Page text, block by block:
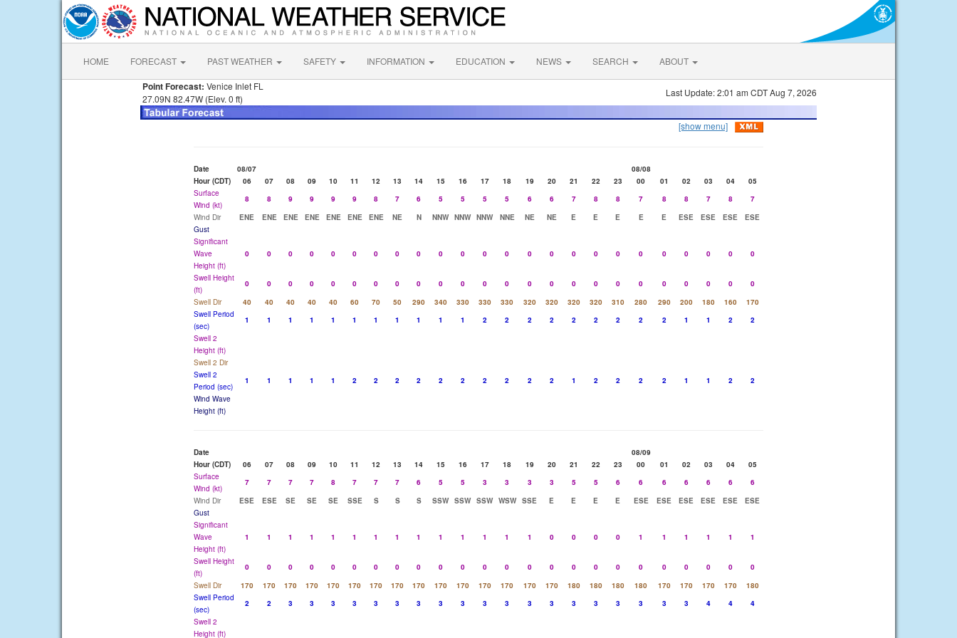
HOME FORECAST PAST WEATHER SAFETY INFORMATION EDUCATION NEWS SEARCH ABOUT
Point Forecast: Venice Inlet FL
27.09N 82.47W (Elev. 0 ft)
Last Update: 2:01 am CDT Aug 7, 2026
[show menu]
Date 08/07
08/08
Hour (CDT)
06 07 08 09 10 11 12 13 14 15 16 17 18 19 20 21 22 23 00 01 02 03 04
05
Surface
Wind (kt)
8 8 9 9 9 9 8 7 6 5 5 5 5 6 6 7 8 8 7 8 8 7 8
7
Wind Dir
ENE ENE ENE ENE ENE ENE ENE NE N NNW NNW NNW NNE NE NE E E E E E ESE ESE ESE
ESE
Gust
Significant
Wave
Height (ft)
0 0 0 0 0 0 0 0 0 0 0 0 0 0 0 0 0 0 0 0 0 0 0 0
Swell Height
(ft)
0 0 0 0 0 0 0 0 0 0 0 0 0 0 0 0 0 0 0 0 0 0 0
0
Swell Dir
40 40 40 40 40 60 70 50 290 340 330 330 330 320 320 320 320 310 280 290 200 180 160
170
Swell Period
(sec)
1 1 1 1 1 1 1 1 1 1 1 2 2 2 2 2 2 2 2 2 1 1 2
2
Swell 2
Height (ft)
Swell 2 Dir
Swell 2
Period (sec)
1 1 1 1 1 2 2 2 2 2 2 2 2 2 2 1 2 2 2 2 1 1 2
2
Wind Wave
Height (ft)
Date
08/09
Hour (CDT)
06 07 08 09 10 11 12 13 14 15 16 17 18 19 20 21 22 23 00 01 02 03 04
05
Surface
Wind (kt)
7 7 7 7 8 7 7 7 6 5 5 3 3 3 3 5 5 6 6 6 6 6 6
6
Wind Dir
ESE ESE SE SE SE SSE S S S SSW SSW SSW WSW SSE E E E E ESE ESE ESE ESE ESE
ESE
Gust
Significant
Wave
Height (ft)
1 1 1 1 1 1 1 1 1 1 1 1 1 1 0 0 0 0 1 1 1 1 1 1
Swell Height
(ft)
0 0 0 0 0 0 0 0 0 0 0 0 0 0 0 0 0 0 0 0 0 0 0
0
Swell Dir
170 170 170 170 170 170 170 170 170 170 170 170 170 170 170 180 180 180 180 170 170 170 170
180
Swell Period
(sec)
2 2 3 3 3 3 3 3 3 3 3 3 3 3 3 3 3 3 3 3 3 4 4
4
Swell 2
Height (ft)